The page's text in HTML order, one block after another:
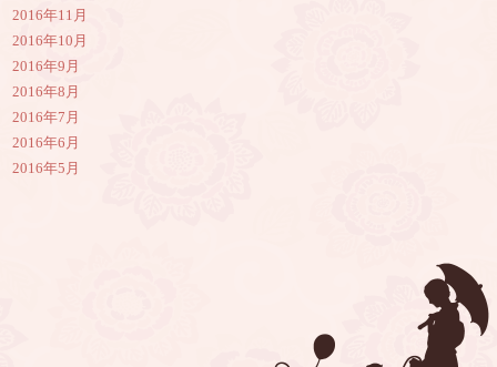
2016年11月
2016年10月
2016年9月
2016年8月
2016年7月
2016年6月
2016年5月